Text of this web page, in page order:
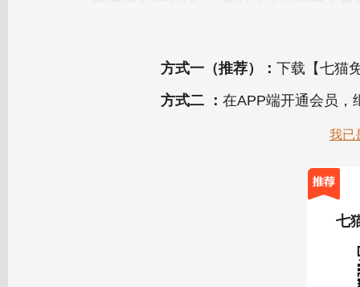
方式一（推荐）： 下载【七猫
方式二 ： 在APP端开通会员，
我已
七